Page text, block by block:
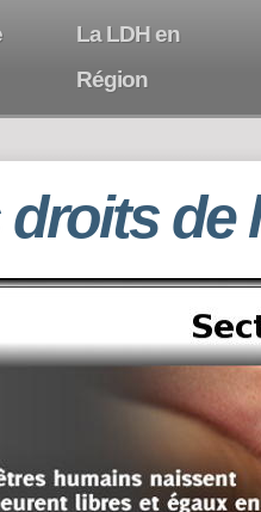
La LDH en
Région
de